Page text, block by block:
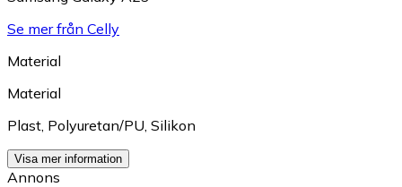
Se mer från Celly
Material
Material
Plast, Polyuretan/PU, Silikon
Visa mer information
Annons